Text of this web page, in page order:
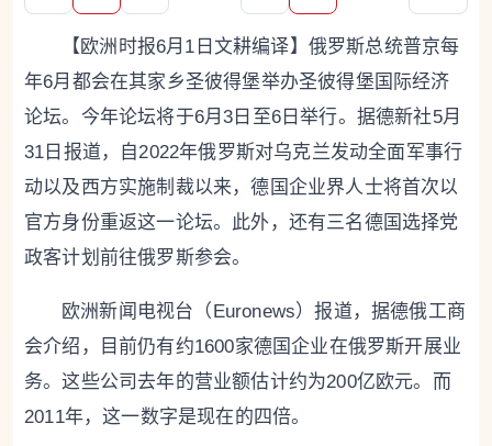
【欧洲时报6月1日文耕编译】俄罗斯总统普京每
年6月都会在其家乡圣彼得堡举办圣彼得堡国际经济
论坛。今年论坛将于6月3日至6日举行。据德新社5月
31日报道，自2022年俄罗斯对乌克兰发动全面军事行
动以及西方实施制裁以来，德国企业界人士将首次以
官方身份重返这一论坛。此外，还有三名德国选择党
政客计划前往俄罗斯参会。
欧洲新闻电视台（Euronews）报道，据德俄工商
会介绍，目前仍有约1600家德国企业在俄罗斯开展业
务。这些公司去年的营业额估计约为200亿欧元。而
2011年，这一数字是现在的四倍。